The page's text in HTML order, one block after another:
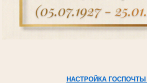
НАСТРОЙКА ГОСПОЧТЫ